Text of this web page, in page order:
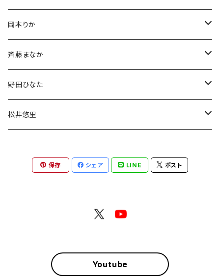
チェキ
岡本りか
チェキ
デコチェキ
斉藤まなか
チェキ
野田ひなた
チェキ
松井悠里
保存 シェア LINE ポスト
Youtube